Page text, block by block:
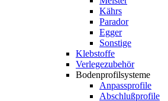
Kährs
Parador
Egger
Sonstige
Klebstoffe
Verlegezubehör
Bodenprofilsysteme
Anpassprofile
Abschlußprofile